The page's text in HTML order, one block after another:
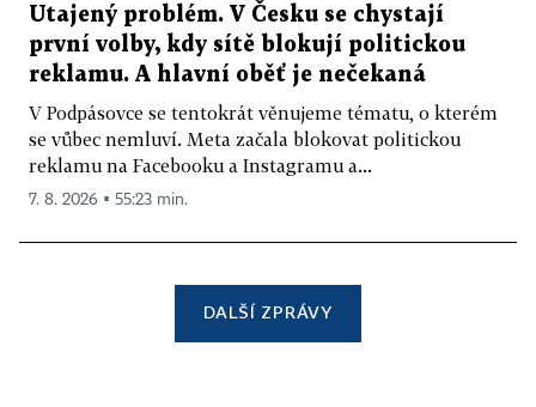
Utajený problém. V Česku se chystají
první volby, kdy sítě blokují politickou
reklamu. A hlavní oběť je nečekaná
V Podpásovce se tentokrát věnujeme tématu, o kterém
se vůbec nemluví. Meta začala blokovat politickou
reklamu na Facebooku a Instagramu a...
7. 8. 2026 ▪ 55:23 min.
DALŠÍ ZPRÁVY